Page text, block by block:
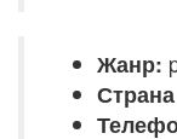
Жанр: